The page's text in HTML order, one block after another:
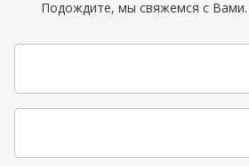
Подождите, мы свяжемся с Вами.